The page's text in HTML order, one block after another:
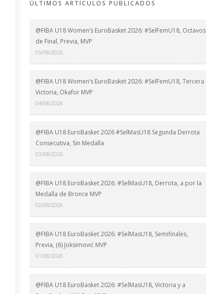
ÚLTIMOS ARTÍCULOS PUBLICADOS
@FIBA U18 Women’s EuroBasket 2026: #SelFemU18, Octavos
de Final, Previa, MVP
05/08/2026
@FIBA U18 Women’s EuroBasket 2026: #SelFemU18, Tercera
Victoria, Okafor MVP
04/08/2026
@FIBA U18 EuroBasket 2026 #SelMasU18 Segunda Derrota
Consecutiva, Sin Medalla
03/08/2026
@FIBA U18 EuroBasket 2026: #SelMasU18, Derrota, a por la
Medalla de Bronce MVP
02/08/2026
@FIBA U18 EuroBasket 2026: #SelMasU18, Semifinales,
Previa, (6) Joksimović MVP
01/08/2026
@FIBA U18 EuroBasket 2026: #SelMasU18, Victoria y a